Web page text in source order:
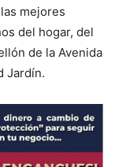
mejores
del hogar, del
de la Avenida
Jardín.